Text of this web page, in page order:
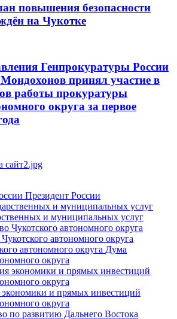
повышения безопасности
на Чукотке
Генпрокуратуры России
принял участие в
работы прокуратуры
округа за первое
Президент России
и муниципальных услуг
автономного округа
Дума
округа
и прямых инвестиций
округа